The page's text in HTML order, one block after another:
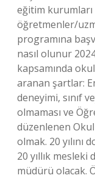
eğitim kurumları
öğretmenler/
programına
nasıl olunur
kapsamında
aranan şartlar:
deneyimi, sınıf
olmaması ve
düzenlenen
olmak. 20
20 yıllık
müdürü olacak.